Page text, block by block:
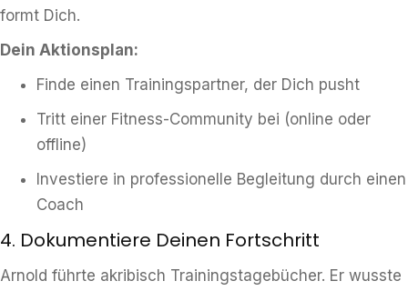
formt Dich.
Dein Aktionsplan:
Finde einen Trainingspartner, der Dich pusht
Tritt einer Fitness-Community bei (online oder
offline)
Investiere in professionelle Begleitung durch einen
Coach
4. Dokumentiere Deinen Fortschritt
Arnold führte akribisch Trainingstagebücher. Er wusste